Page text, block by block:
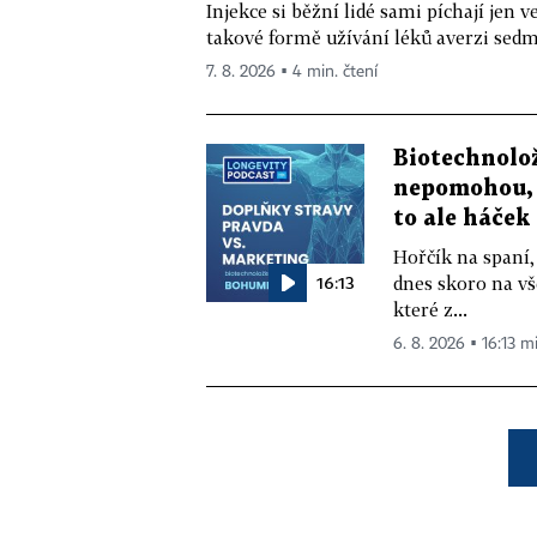
Injekce si běžní lidé sami píchají jen
takové formě užívání léků averzi
7. 8. 2026 ▪ 4 min. čtení
16:13
to ale háček
Hořčík na
dnes skoro na
které z...
6. 8. 2026 ▪ 16:13